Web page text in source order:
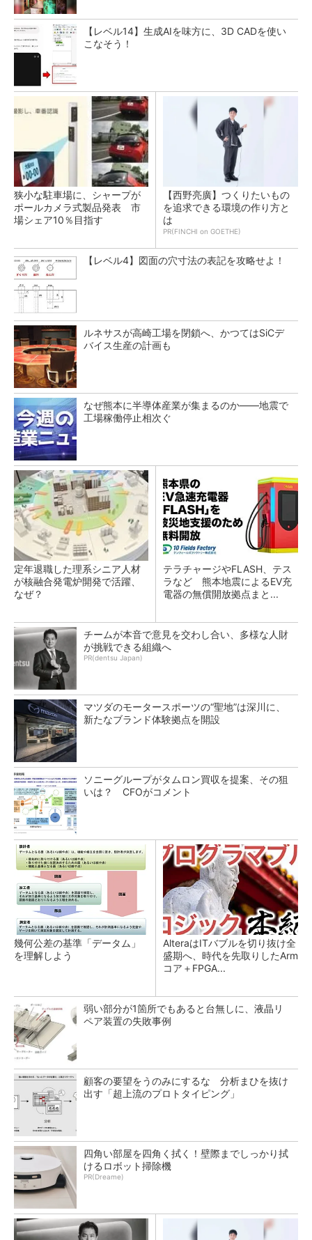
【レベル14】生成AIを味方に、3D CADを使い
こなそう！
狭小な駐車場に、シャープが
ポールカメラ式製品発表 市
場シェア10％目指す
【西野亮廣】つくりたいもの
を追求できる環境の作り方と
は
PR(FINCHI on GOETHE)
【レベル4】図面の穴寸法の表記を攻略せよ！
ルネサスが高崎工場を閉鎖へ、かつてはSiCデ
バイス生産の計画も
なぜ熊本に半導体産業が集まるのか――地震で
工場稼働停止相次ぐ
定年退職した理系シニア人材
が核融合発電炉開発で活躍、
なぜ？
テラチャージやFLASH、テス
ラなど 熊本地震によるEV充
電器の無償開放拠点まと...
チームが本音で意見を交わし合い、多様な人財
が挑戦できる組織へ
PR(dentsu Japan)
マツダのモータースポーツの“聖地”は深川に、
新たなブランド体験拠点を開設
ソニーグループがタムロン買収を提案、その狙
いは？ CFOがコメント
幾何公差の基準「データム」
を理解しよう
AlteraはITバブルを切り抜け全
盛期へ、時代を先取りしたArm
コア＋FPGA...
弱い部分が1箇所でもあると台無しに、液晶リ
ペア装置の失敗事例
顧客の要望をうのみにするな 分析まひを抜け
出す「超上流のプロトタイピング」
四角い部屋を四角く拭く！壁際までしっかり拭
けるロボット掃除機
PR(Dreame)